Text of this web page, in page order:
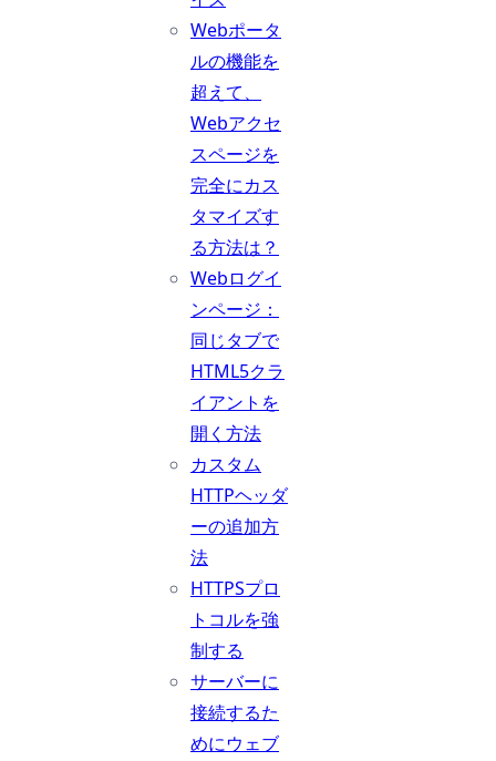
Webポータ
ルの機能を
超えて、
Webアクセ
スページを
完全にカス
タマイズす
る方法は？
Webログイ
ンページ：
同じタブで
HTML5クラ
イアントを
開く方法
カスタム
HTTPヘッダ
ーの追加方
法
HTTPSプロ
トコルを強
制する
サーバーに
接続するた
めにウェブ